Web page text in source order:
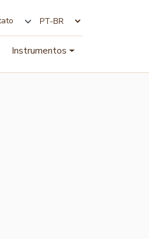
Instrumentos